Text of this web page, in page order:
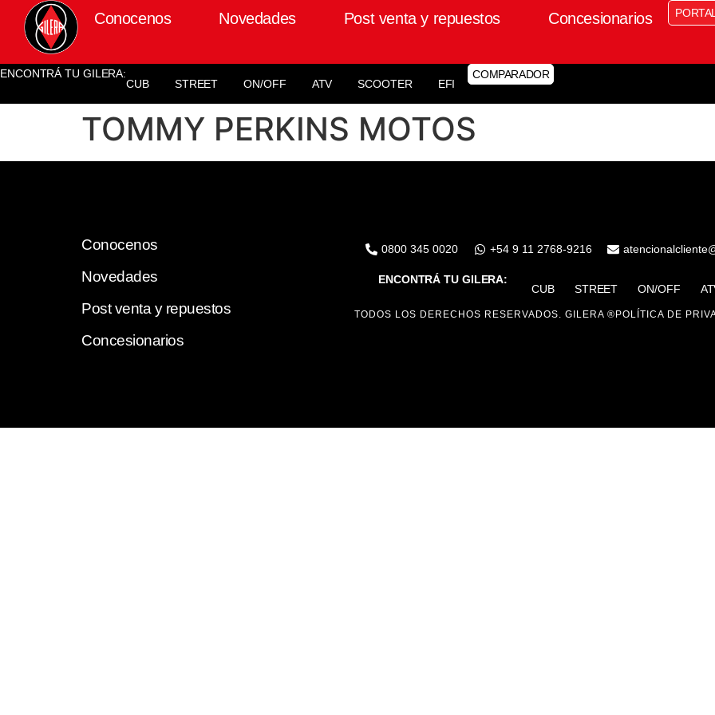
Conocenos Novedades Post venta y repuestos Concesionarios
ENCONTRÁ TU GILERA:
CUB
STREET ON/OFF ATV SCOOTER EFI
COMPARADOR
TOMMY PERKINS MOTOS
Conocenos
Novedades
Post venta y repuestos
Concesionarios
0800 345 0020 +54 9 11 2768-9216
ENCONTRÁ TU GILERA:
CUB STREET ON/OFF
TODOS LOS DERECHOS RESERVADOS. GILERA ® POLÍTICA DE